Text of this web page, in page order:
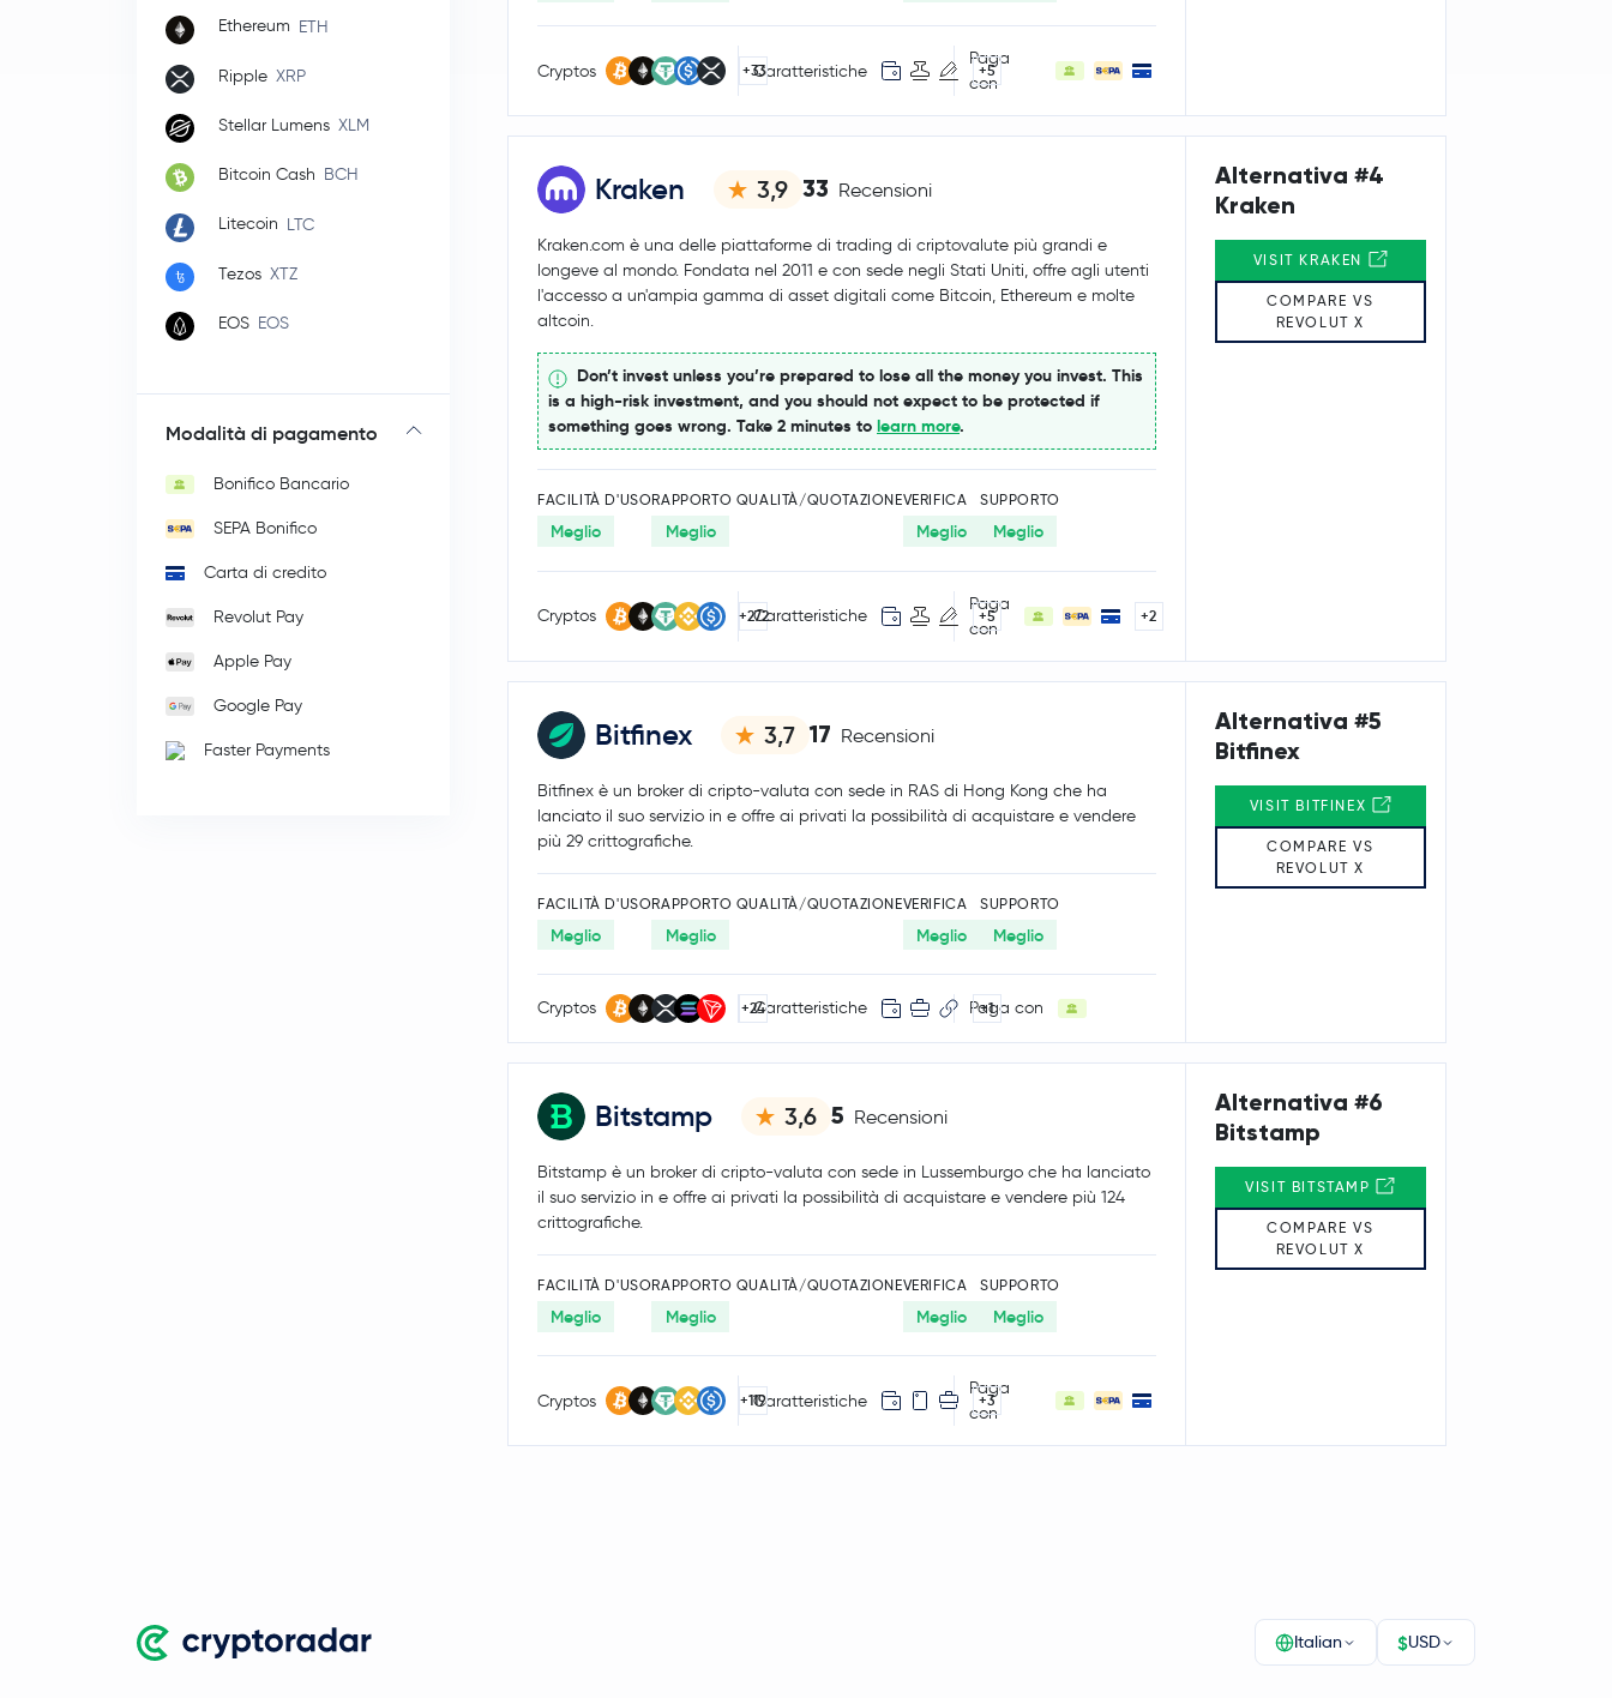
Ethereum ETH
Ripple XRP
Stellar Lumens XLM
Bitcoin Cash BCH
Litecoin LTC
Tezos XTZ
EOS EOS
Modalità di pagamento
Bonifico Bancario
SEPA Bonifico
Carta di credito
Revolut Pay
Apple Pay
Google Pay
Faster Payments
Cryptos +33Caratteristiche +5
Paga
con
Kraken 3,9 33 Recensioni
Kraken.com è una delle piattaforme di trading di criptovalute più grandi e
longeve al mondo. Fondata nel 2011 e con sede negli Stati Uniti, offre agli utenti
l'accesso a un'ampia gamma di asset digitali come Bitcoin, Ethereum e molte
altcoin.
Don’t invest unless you’re prepared to lose all the money you invest. This
is a high-risk investment, and you should not expect to be protected if
something goes wrong. Take 2 minutes to learn more.
FACILITÀ D'USO
Meglio
RAPPORTO QUALITÀ/QUOTAZIONE
Meglio
VERIFICA
Meglio
SUPPORTO
Meglio
Cryptos +272Caratteristiche +5
Paga
con
+2
Alternativa #4
Kraken
VISIT KRAKEN
COMPARE VS
REVOLUT X
Bitfinex 3,7 17 Recensioni
Bitfinex è un broker di cripto-valuta con sede in RAS di Hong Kong che ha
lanciato il suo servizio in e offre ai privati la possibilità di acquistare e vendere
più 29 crittografiche.
FACILITÀ D'USO
Meglio
RAPPORTO QUALITÀ/QUOTAZIONE
Meglio
VERIFICA
Meglio
SUPPORTO
Meglio
Cryptos +24Caratteristiche +1
Paga con
Alternativa #5
Bitfinex
VISIT BITFINEX
COMPARE VS
REVOLUT X
Bitstamp 3,6 5 Recensioni
Bitstamp è un broker di cripto-valuta con sede in Lussemburgo che ha lanciato
il suo servizio in e offre ai privati la possibilità di acquistare e vendere più 124
crittografiche.
FACILITÀ D'USO
Meglio
RAPPORTO QUALITÀ/QUOTAZIONE
Meglio
VERIFICA
Meglio
SUPPORTO
Meglio
Cryptos +119Caratteristiche +3
Paga
con
Alternativa #6
Bitstamp
VISIT BITSTAMP
COMPARE VS
REVOLUT X
Italian $USD